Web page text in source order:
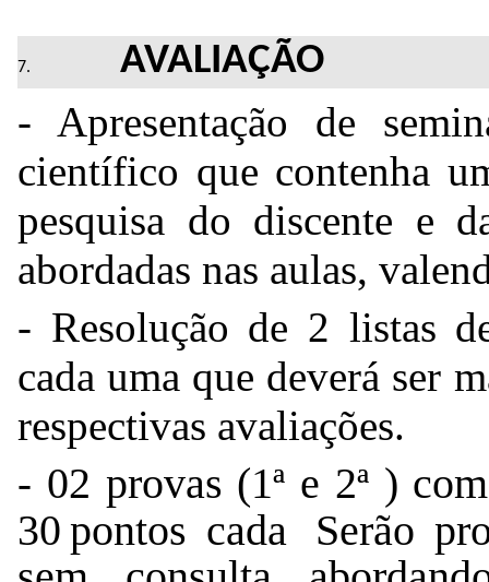
AVALIAÇÃO
- Apresentação de
científico que contenha
pesquisa do discente e
abordadas nas aulas,
- Resolução de 2 listas
cada uma que deverá ser
respectivas avaliações.
- 02 provas (1ª e 2ª )
30 pontos cada  Serão